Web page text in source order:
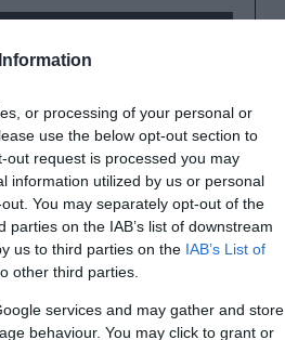
or processing of your personal or
use the below opt-out section to
request is processed you may
information utilized by us or personal
You may separately opt-out of the
on the IAB’s list of downstream
us to third parties on the IAB’s List of
other third parties.
services and may gather and store
behaviour. You may click to grant or